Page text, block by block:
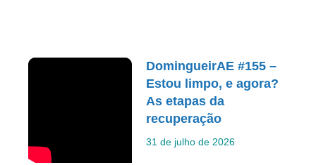
DomingueirAE #155 –
Estou limpo, e agora?
As etapas da
recuperação
31 de julho de 2026